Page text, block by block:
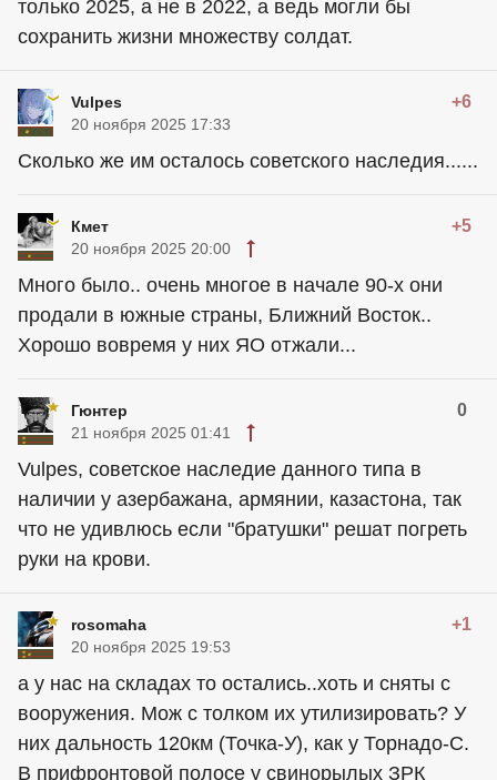
только 2025, а не в 2022, а ведь могли бы
сохранить жизни множеству солдат.
Vulpes +6
20 ноября 2025 17:33
Сколько же им осталось советского наследия......
Кмет +5
20 ноября 2025 20:00
Много было.. очень многое в начале 90-х они
продали в южные страны, Ближний Восток..
Хорошо вовремя у них ЯО отжали...
Гюнтер 0
21 ноября 2025 01:41
Vulpes, советское наследие данного типа в
наличии у азербажана, армянии, казастона, так
что не удивлюсь если "братушки" решат погреть
руки на крови.
rosomaha +1
20 ноября 2025 19:53
а у нас на складах то остались..хоть и сняты с
вооружения. Мож с толком их утилизировать? У
них дальность 120км (Точка-У), как у Торнадо-С.
В прифронтовой полосе у свинорылых ЗРК